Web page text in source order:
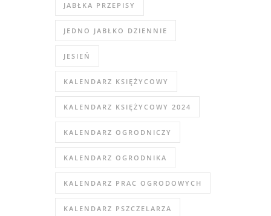
JABŁKA PRZEPISY
JEDNO JABŁKO DZIENNIE
JESIEŃ
KALENDARZ KSIĘŻYCOWY
KALENDARZ KSIĘŻYCOWY 2024
KALENDARZ OGRODNICZY
KALENDARZ OGRODNIKA
KALENDARZ PRAC OGRODOWYCH
KALENDARZ PSZCZELARZA